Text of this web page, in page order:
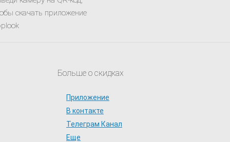
скачать приложение
Больше о скидках
Приложение
В контакте
Телеграм Канал
Еще